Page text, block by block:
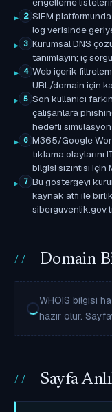
2 SIEM
log verisinde
3 Kurumsal DNS
tanımlayın; iç
4 Web içerik
URL/domain için
5 Son kullanıcı
çalışanlara
hedefli simülasyon
6 M365/Google
tıklama olaylarını
bilgisi sızıntısı
7 Bu göstergeyi
kaynak atfı ile
Domain
WHOIS bilgisi
hazır olur.
Sayfa